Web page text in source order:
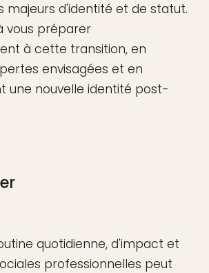
majeurs d'identité et de statut.
vous préparer
à cette transition, en
envisagées et en
une nouvelle identité post-
quotidienne, d'impact et
professionnelles peut